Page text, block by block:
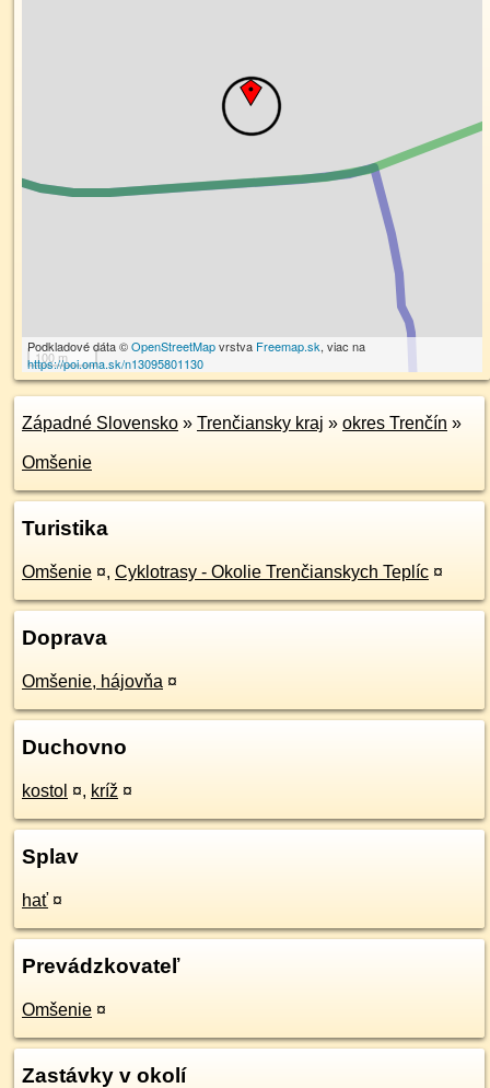
100 m
Podkladové dáta ©OpenStreetMapvrstva Freemap.sk, viac na
https://poi.oma.sk/n13095801130
Západné Slovensko » Trenčiansky kraj » okres Trenčín »
Omšenie
Turistika
Omšenie ¤, Cyklotrasy - Okolie Trenčianskych Teplíc ¤
Doprava
Omšenie, hájovňa ¤
Duchovno
kostol ¤, kríž ¤
Splav
hať ¤
Prevádzkovateľ
Omšenie ¤
Zastávky v okolí